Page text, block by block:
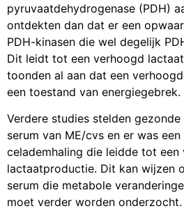
pyruvaatdehydrogenase (PDH)
ontdekten dan dat er een
PDH-kinasen die wel degelijk
Dit leidt tot een verhoogd
toonden al aan dat een
een toestand van energiegebrek.
Verdere studies stelden
serum van ME/cvs en er was
celademhaling die leidde tot een
lactaatproductie. Dit kan wijzen
serum die metabole
moet verder worden onderzocht.